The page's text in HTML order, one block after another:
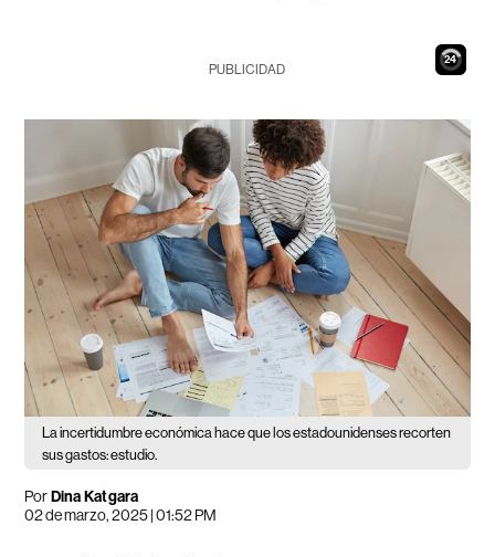
23
PUBLICIDAD
La incertidumbre económica hace que los estadounidenses recorten
sus gastos: estudio.
PorDina Katgara
02 de marzo, 2025 | 01:52 PM